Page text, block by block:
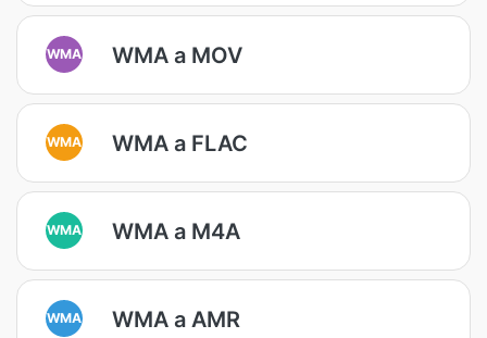
WMA WMA a MOV
WMA WMA a FLAC
WMA WMA a M4A
WMA WMA a AMR